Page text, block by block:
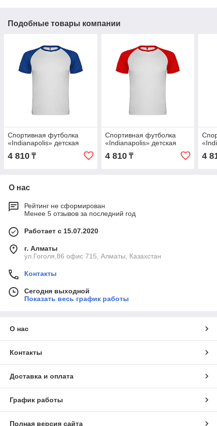
Подобные товары компании
Спортивная футболка
«Indianapolis» детская
4 810 ₸
Спортивная футболка
«Indianapolis» детская
4 810₸ 4
О нас
Рейтинг не сформирован
Менее 5 отзывов за последний год
Работает с 15.07.2020
г. Алматы
ул.Гоголя,86 офис 715, Алматы, Казахстан
Контакты
Сегодня выходной
Показать весь график работы
О нас
Контакты
Доставка и оплата
График работы
Полная версия сайта